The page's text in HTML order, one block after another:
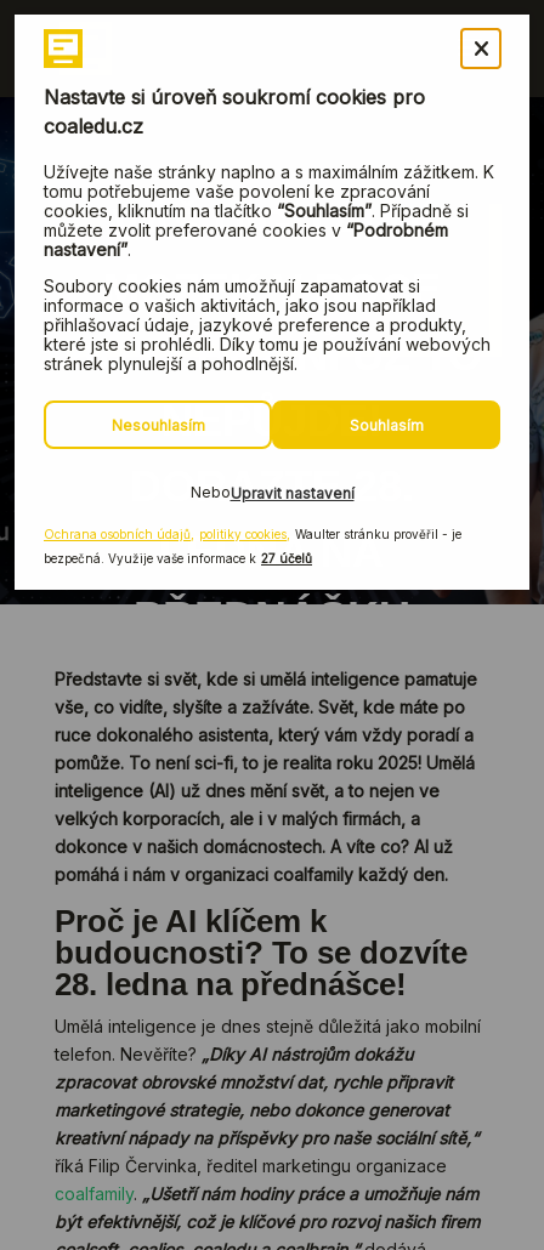
VÁŠ DIGITÁLNÍ
MOZEK V ROCE
2025? BEZ NÍ UŽ TO
NEPŮJDE!
DORAZTE 28.
LEDNA NA
PŘEDNÁŠKU
27. ledna, 2025
Představte si svět, kde si umělá inteligence pamatuje
vše, co vidíte, slyšíte a zažíváte. Svět, kde máte po
ruce dokonalého asistenta, který vám vždy poradí a
pomůže. To není sci-fi, to je realita roku 2025! Umělá
inteligence (AI) už dnes mění svět, a to nejen ve
velkých korporacích, ale i v malých firmách, a
dokonce v našich domácnostech. A víte co? AI už
pomáhá i nám v organizaci coalfamily každý den.
Proč je AI klíčem k
budoucnosti? To se dozvíte
28. ledna na přednášce!
Umělá inteligence je dnes stejně důležitá jako mobilní
telefon. Nevěříte? „Díky AI nástrojům dokážu
zpracovat obrovské množství dat, rychle připravit
marketingové strategie, nebo dokonce generovat
kreativní nápady na příspěvky pro naše sociální sítě,“
říká Filip Červinka, ředitel marketingu organizace
coalfamily. „Ušetří nám hodiny práce a umožňuje nám
být efektivnější, což je klíčové pro rozvoj našich firem